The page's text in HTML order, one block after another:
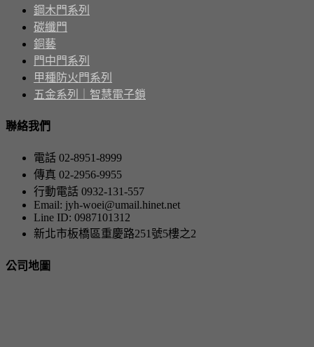
鋼木門系列
碳纖門
銅藝
門中門系列
甲種防火門系列
五金系列｜智慧電子鎖
聯絡我們
電話 02-8951-8999
傳真 02-2956-9955
行動電話 0932-131-557
Email: jyh-woei@umail.hinet.net
Line ID: 0987101312
新北市板橋區重慶路251號5樓之2
公司地圖